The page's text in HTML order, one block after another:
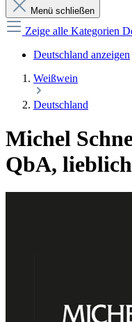
Menü schließen
Zeige alle Kategorien
Deutschland anzeigen
Weißwein
Deutschland
Michel
QbA,